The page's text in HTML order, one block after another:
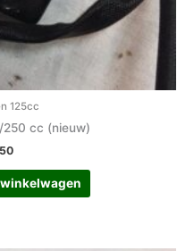
125cc
250 cc (nieuw)